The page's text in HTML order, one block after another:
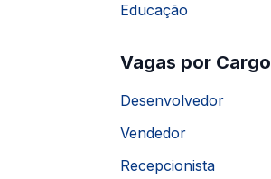
Educação
Vagas por Cargo
Desenvolvedor
Vendedor
Recepcionista